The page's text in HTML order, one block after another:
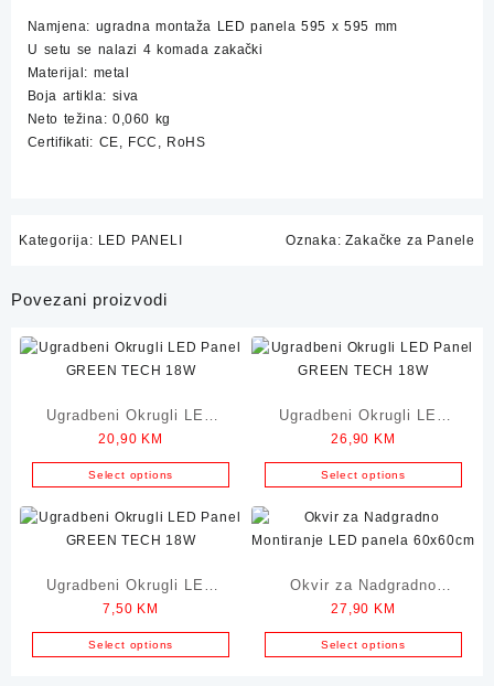
Namjena: ugradna montaža LED panela 595 x 595 mm
U setu se nalazi 4 komada zakački
Materijal: metal
Boja artikla: siva
Neto težina: 0,060 kg
Certifikati: CE, FCC, RoHS
Kategorija: LED PANELI Oznaka:Zakačke za Panele
Povezani proizvodi
Ugradbeni Okrugli LED
Panel GREEN TECH 18W
20,90 KM
Select options
Ugradbeni Okrugli LED
Panel GREEN TECH 24W
26,90 KM
Select options
Ugradbeni Okrugli LED
Panel GREEN TECH 3W
7,50 KM
Select options
Okvir za Nadgradno
Montiranje LED panela
60x60cm
27,90 KM
Select options